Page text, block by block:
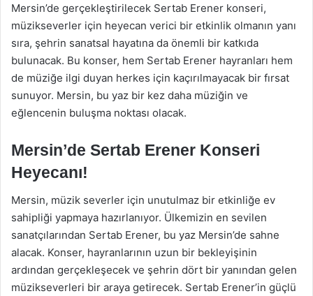
Mersin’de gerçekleştirilecek Sertab Erener konseri,
müzikseverler için heyecan verici bir etkinlik olmanın yanı
sıra, şehrin sanatsal hayatına da önemli bir katkıda
bulunacak. Bu konser, hem Sertab Erener hayranları hem
de müziğe ilgi duyan herkes için kaçırılmayacak bir fırsat
sunuyor. Mersin, bu yaz bir kez daha müziğin ve
eğlencenin buluşma noktası olacak.
Mersin’de Sertab Erener Konseri
Heyecanı!
Mersin, müzik severler için unutulmaz bir etkinliğe ev
sahipliği yapmaya hazırlanıyor. Ülkemizin en sevilen
sanatçılarından Sertab Erener, bu yaz Mersin’de sahne
alacak. Konser, hayranlarının uzun bir bekleyişinin
ardından gerçekleşecek ve şehrin dört bir yanından gelen
müzikseverleri bir araya getirecek. Sertab Erener’in güçlü